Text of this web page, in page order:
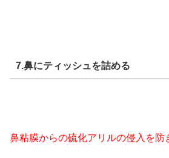
7.鼻にティッシュを詰める
鼻粘膜からの硫化アリルの侵入を防